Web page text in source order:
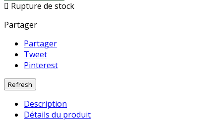
 Rupture de stock
Partager
Partager
Tweet
Pinterest
Description
Détails du produit